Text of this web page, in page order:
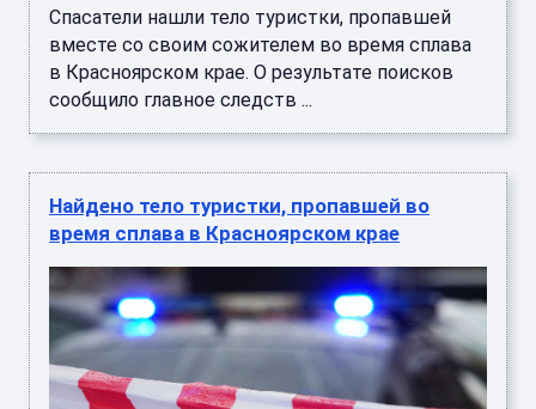
Спасатели нашли тело туристки, пропавшей
вместе со своим сожителем во время сплава
в Красноярском крае. О результате поисков
сообщило главное следств ...
Найдено тело туристки, пропавшей во
время сплава в Красноярском крае